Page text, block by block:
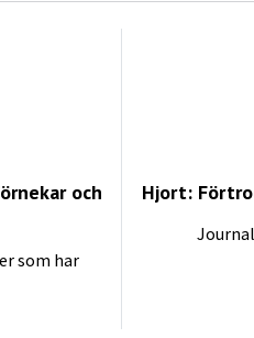
och
som har
Hjort: